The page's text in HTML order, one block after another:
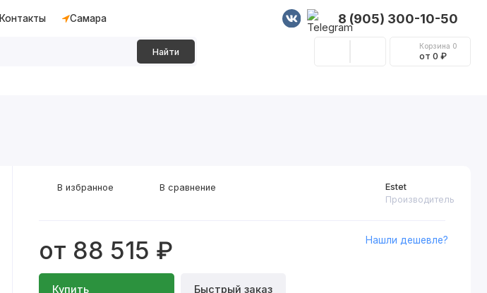
Контакты Самара 8 (905) 300-10-50
Найти
Корзина 0
от 0 ₽
Estet
Производитель
от 88 515 ₽
Купить Быстрый заказ
Нашли дешевле?
В избранное В сравнение